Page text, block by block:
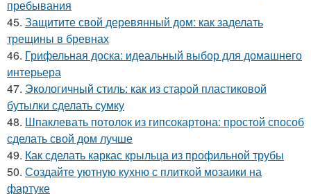
пребывания
45. Защитите свой деревянный дом: как заделать
трещины в бревнах
46. Грифельная доска: идеальный выбор для домашнего
интерьера
47. Экологичный стиль: как из старой пластиковой
бутылки сделать сумку
48. Шпаклевать потолок из гипсокартона: простой способ
сделать свой дом лучше
49. Как сделать каркас крыльца из профильной трубы
50. Создайте уютную кухню с плиткой мозаики на
фартуке